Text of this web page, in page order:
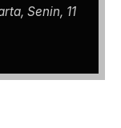
Senin, 11